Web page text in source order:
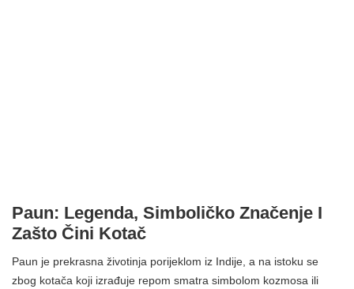
Paun: Legenda, Simboličko Značenje I
Zašto Čini Kotač
Paun je prekrasna životinja porijeklom iz Indije, a na istoku se
zbog kotača koji izrađuje repom smatra simbolom kozmosa ili